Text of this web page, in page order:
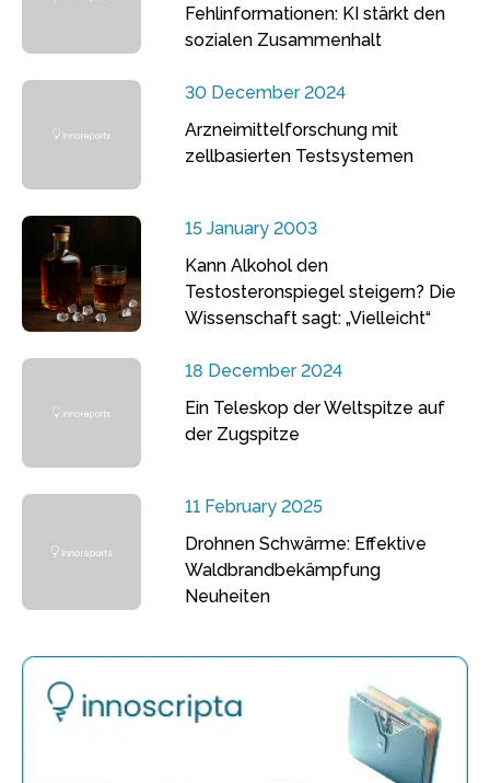
Fehlinformationen: KI stärkt den
sozialen Zusammenhalt
30 December 2024
Arzneimittelforschung mit
zellbasierten Testsystemen
15 January 2003
Kann Alkohol den
Testosteronspiegel steigern? Die
Wissenschaft sagt: „Vielleicht“
18 December 2024
Ein Teleskop der Weltspitze auf
der Zugspitze
11 February 2025
Drohnen Schwärme: Effektive
Waldbrandbekämpfung
Neuheiten